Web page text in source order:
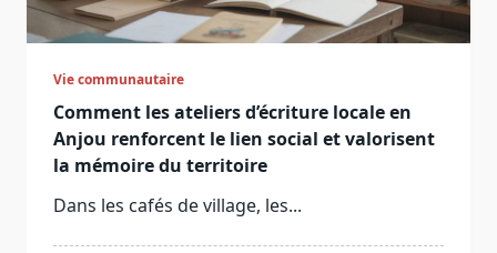
Vie communautaire
Comment les ateliers d’écriture locale en
Anjou renforcent le lien social et valorisent
la mémoire du territoire
Dans les cafés de village, les...